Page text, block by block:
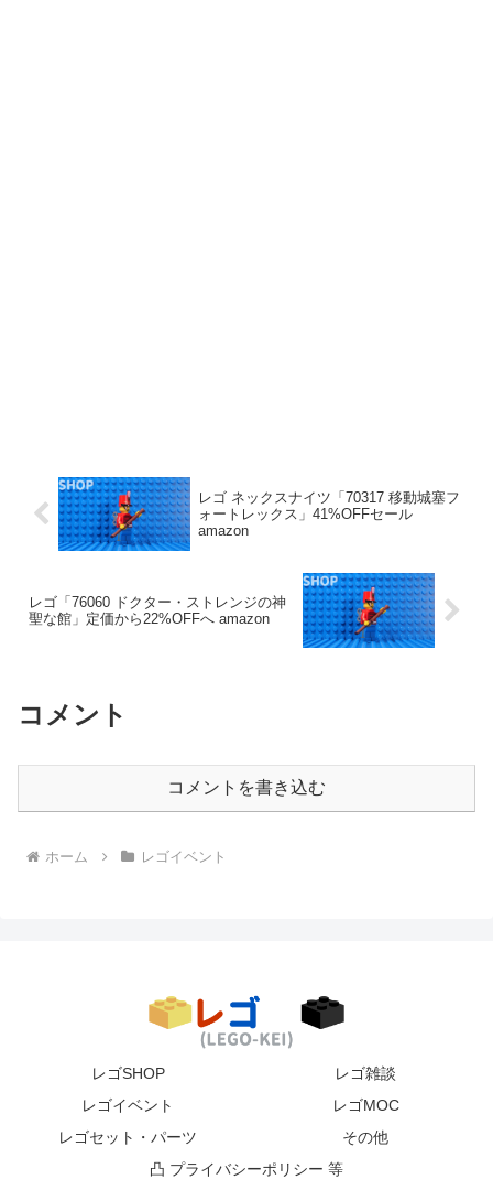
レゴ ネックスナイツ「70317 移動城塞フ
ォートレックス」41%OFFセール
amazon
レゴ「76060 ドクター・ストレンジの神
聖な館」定価から22%OFFへ amazon
コメント
コメントを書き込む
ホーム レゴイベント
レゴSHOP
レゴ雑談
レゴイベント
レゴMOC
レゴセット・パーツ
その他
凸 プライバシーポリシー 等